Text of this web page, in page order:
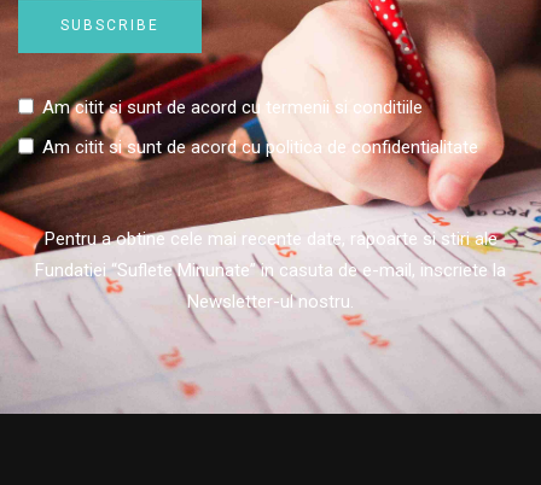
SUBSCRIBE
Am citit si sunt de acord cu termenii si conditiile
Am citit si sunt de acord cupolitica de confidentialitate
Pentru a obtine cele mai recente date, rapoarte si stiri ale
Fundatiei “Suflete Minunate” in casuta de e-mail, inscriete la
Newsletter-ul nostru.